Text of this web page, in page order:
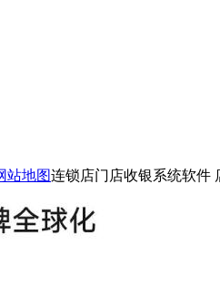
站地图连锁店门店收银系统软件